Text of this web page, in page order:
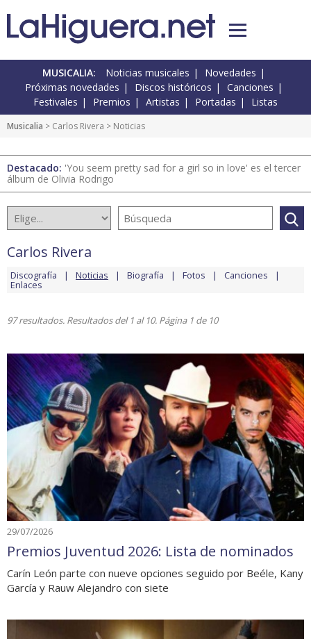
MUSICALIA: Noticias musicales
Novedades
Próximas novedades
Discos históricos
Canciones
Festivales
Premios Artistas Portadas Listas
Musicalia > Carlos Rivera > Noticias
Destacado: 'You seem pretty sad for a girl so in love' es el tercer
álbum de Olivia Rodrigo
Carlos Rivera
Discografía Noticias Biografía Fotos Canciones
Enlaces
97 resultados. Resultados del 1 al 10. Página 1 de 10
29/07/2026
Premios Juventud 2026: Lista de nominados
Carín León parte con nueve opciones seguido por Beéle, Kany
García y Rauw Alejandro con siete